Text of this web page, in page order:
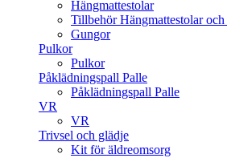
Hängmattestolar
Tillbehör Hängmattestolar och
Gungor
Pulkor
Pulkor
Påklädningspall Palle
Påklädningspall Palle
VR
VR
Trivsel och glädje
Kit för äldreomsorg